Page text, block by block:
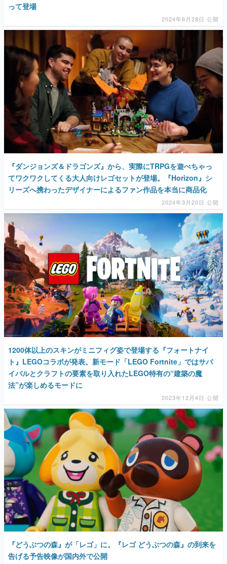
って登場
2024年6月28日 公開
『ダンジョンズ＆ドラゴンズ』から、実際にTRPGを遊べちゃっ
てワクワクしてくる大人向けレゴセットが登場。『Horizon』シ
リーズへ携わったデザイナーによるファン作品を本当に商品化
2024年3月20日 公開
1200体以上のスキンがミニフィグ姿で登場する『フォートナイ
ト』LEGOコラボが発表。新モード「LEGO Fortnite」ではサバ
イバルとクラフトの要素を取り入れたLEGO特有の“建築の魔
法”が楽しめるモードに
2023年12月4日 公開
『どうぶつの森』が「レゴ」に。『レゴ どうぶつの森』の到来を
告げる予告映像が国内外で公開